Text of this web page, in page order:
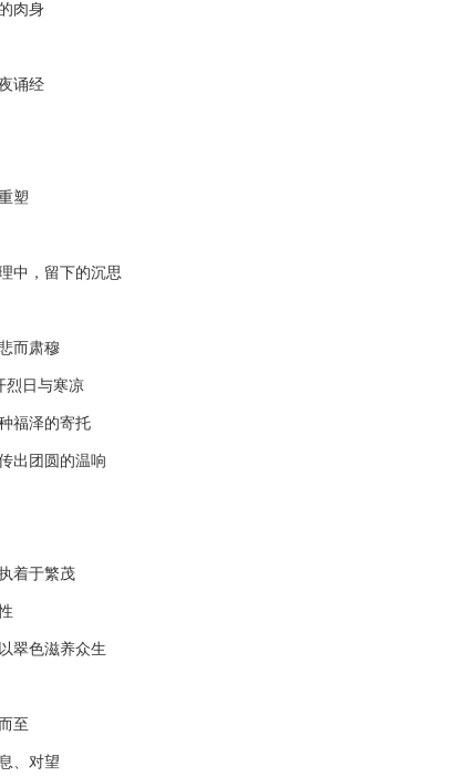
肉身
诵经
塑
，留下的沉思
而肃穆
日与寒凉
福泽的寄托
团圆的温响
着于繁茂
色滋养众生
至
、对望